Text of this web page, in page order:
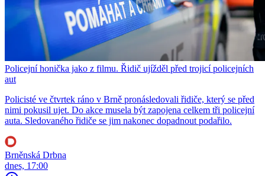
Policejní honička jako z filmu. Řidič ujížděl před trojicí policejních
aut
Policisté ve čtvrtek ráno v Brně pronásledovali řidiče, který se před
nimi pokusil ujet. Do akce musela být zapojena celkem tři policejní
auta. Sledovaného řidiče se jim nakonec dopadnout podařilo.
Brněnská Drbna
dnes, 17:00